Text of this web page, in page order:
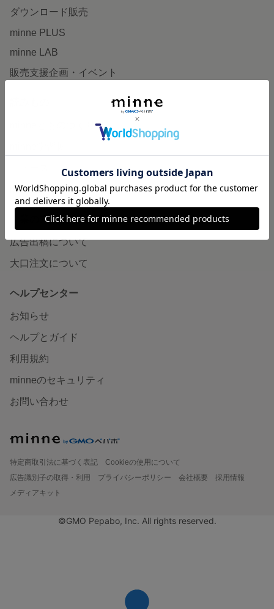
ダウンロード販売
minne PLUS
minne LAB
販売支援企画・イベント
minneとものづくりと
minneの本
企業の方へ
広告出稿について
大口注文について
ヘルプセンター
お知らせ
ヘルプとガイド
利用規約
minneのセキュリティ
お問い合わせ
特定商取引法に基づく表記
Cookieの使用について
広告識別子の取得・利用
プライバシーポリシー 会社概要
採用情報
メディアキット
©GMO Pepabo, Inc. All rights reserved.